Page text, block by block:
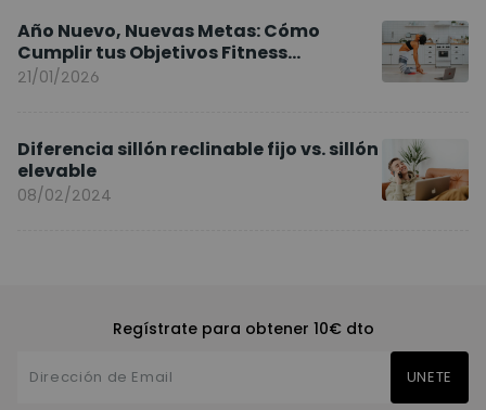
Año Nuevo, Nuevas Metas: Cómo
Cumplir tus Objetivos Fitness
Entrenando en Casa
21/01/2026
Diferencia sillón reclinable fijo vs. sillón
elevable
08/02/2024
Regístrate para obtener 10€ dto
UNETE